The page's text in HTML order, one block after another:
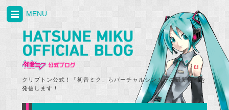
クリプトン公式！「初音ミク」らバーチャルシンガーの最新情報を
発信します！
MENU